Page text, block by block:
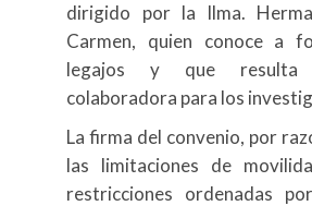
dirigido por la Ilma.
Carmen, quien conoce a
legajos y que resulta
colaboradora para los
La firma del convenio, por
las limitaciones de
restricciones ordenadas